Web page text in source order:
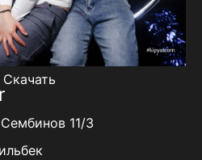
Скачать
11/3